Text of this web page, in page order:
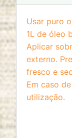
Usar puro
1L de óleo
Aplicar
externo.
fresco e
Em caso
utilização.